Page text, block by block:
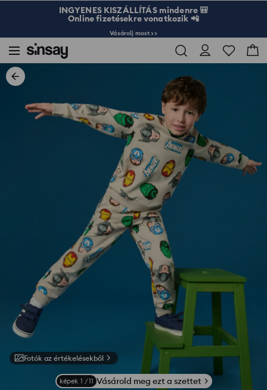
INGYENES KISZÁLLÍTÁS mindenre 🎒
Online fizetésekre vonatkozik 📲
Vásárolj most >>
Fotók az értékelésekből
képek 1 /11 Vásárold meg ezt a szettet